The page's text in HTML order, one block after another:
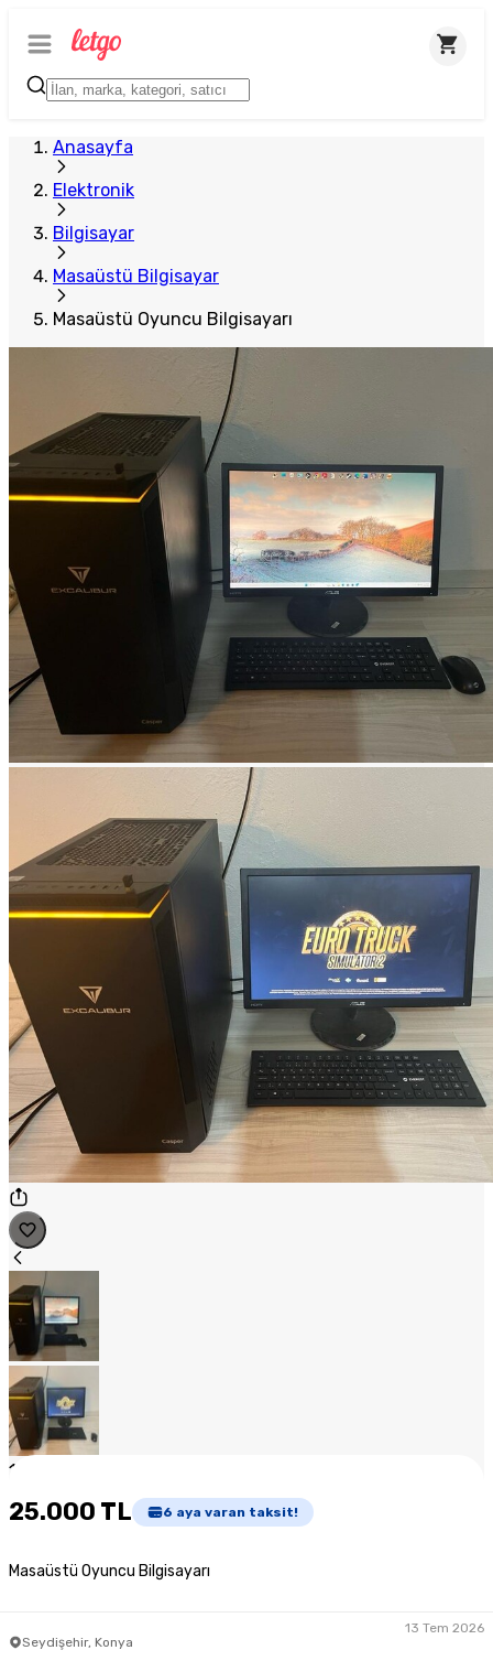
Anasayfa
Elektronik
Bilgisayar
Masaüstü Bilgisayar
Masaüstü Oyuncu Bilgisayarı
1
25.000 TL 6 aya varan taksit!
Masaüstü Oyuncu Bilgisayarı
Seydişehir, Konya
13 Tem 2026